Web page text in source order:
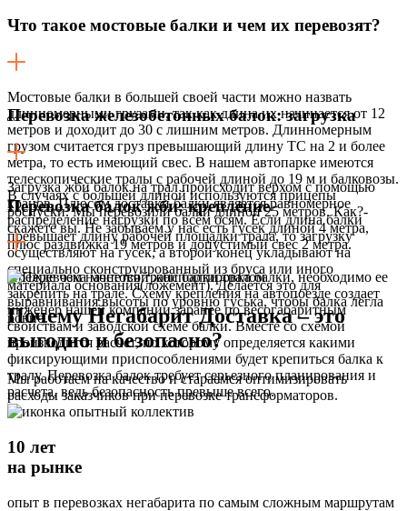
Что такое мостовые балки и чем их перевозят?
Мостовые балки в большей своей части можно назвать
длинномерными грузами, так как длина их начинается от 12
метров и доходит до 30 с лишним метров. Длинномерным
грузом считается груз превышающий длину ТС на 2 и более
метра, то есть имеющий свес. В нашем автопарке имеются
телескопические тралы с рабочей длиной до 19 м и балковозы.
В случаях с большей длиной используются прицепы
роспуски. Мы перевозили балки длиной 25 метров. Как?-
скажете вы. Не забываем у нас есть гусек длиной 4 метра,
плюс раздвижка 19 метров и допустимый свес 2 метра.
Перевозка железобетонных балок: загрузка
Загрузка жби балок на трал происходит верхом с помощью
кранов. Плюсом доставки балки является равномерное
распределение нагрузки по всем осям. Если длина балки
превышает длину рабочей площадки трала, то загрузку
осуществляют на гусек, а второй конец укладывают на
специально сконструированный из бруса или иного
материала основания(ложемент). Делается это для
выравнивания высоты по уровню гуська, чтобы балка легла
ровно.
Перевозка балок жби: крепление
Прежде чем начнется транспортировка балки, необходимо ее
закрепить на трале. Схему крепления на автопоезде создает
инженер нашей компании заранее по весогабаритным
свойствам и заводской схеме балки. Вместе со схемой
производится расчет, по которому определяется какими
фиксирующими приспособлениями будет крепиться балка к
тралу. Перевозка балок требует серьезного планирования и
расчета, ведь безопасность превыше всего.
Почему Негабарит Доставка – это
выгодно и безопасно?
Мы работаем на качество и стараемся оптимизировать
расходы заказчиков при перевозке трансформаторов.
10 лет
на рынке
опыт в перевозках негабарита по самым сложным маршрутам